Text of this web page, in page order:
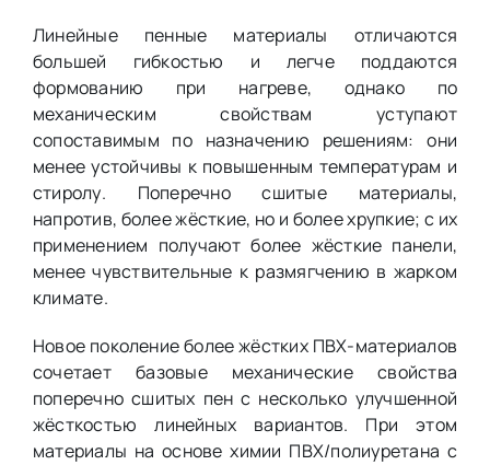
Линейные пенные материалы отличаются
большей гибкостью и легче поддаются
формованию при нагреве, однако по
механическим свойствам уступают
сопоставимым по назначению решениям: они
менее устойчивы к повышенным температурам и
стиролу. Поперечно сшитые материалы,
напротив, более жёсткие, но и более хрупкие; с их
применением получают более жёсткие панели,
менее чувствительные к размягчению в жарком
климате.
Новое поколение более жёстких ПВХ-материалов
сочетает базовые механические свойства
поперечно сшитых пен с несколько улучшенной
жёсткостью линейных вариантов. При этом
материалы на основе химии ПВХ/полиуретана с